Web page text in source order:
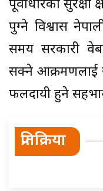
पूर्वाधारको सुरक्षा
पुग्ने विश्वास
समय सरकारी
सक्ने आक्रमणलाई
फलदायी हुने
प्रतिक्रिया